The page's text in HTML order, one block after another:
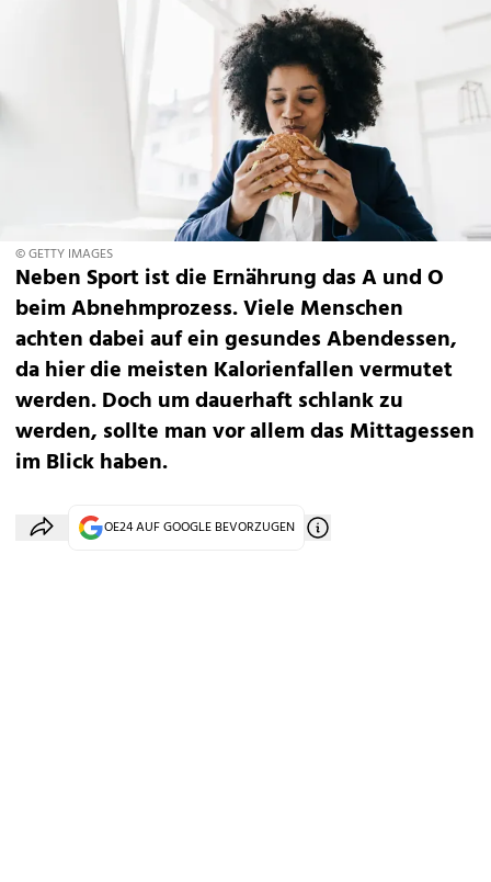
© GETTY IMAGES
Neben Sport ist die Ernährung das A und O
beim Abnehmprozess. Viele Menschen
achten dabei auf ein gesundes Abendessen,
da hier die meisten Kalorienfallen vermutet
werden. Doch um dauerhaft schlank zu
werden, sollte man vor allem das Mittagessen
im Blick haben.
OE24 AUF GOOGLE BEVORZUGEN